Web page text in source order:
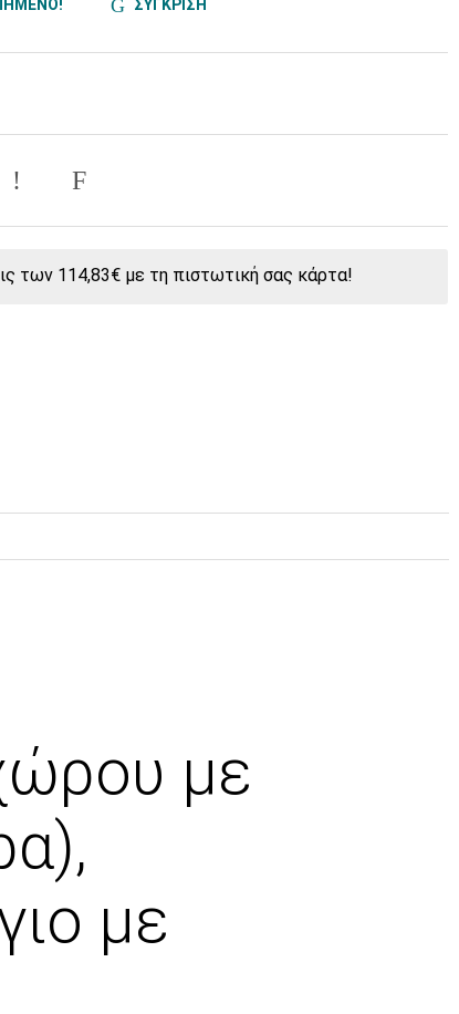
ΣΥΓΚΡΙΣΗ
των 114,83€ με τη πιστωτική σας κάρτα!
με
με